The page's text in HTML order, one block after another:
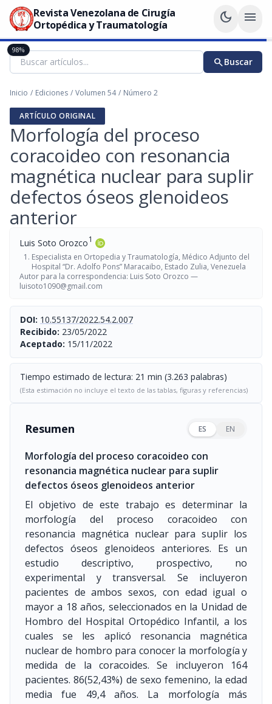
Revista Venezolana de Cirugía
Ortopédica y Traumatología
dark_mode menu
searchBuscar
Inicio / Ediciones / Volumen 54 / Número 2
ARTÍCULO ORIGINAL
Morfología del proceso
coracoideo con resonancia
magnética nuclear para suplir
defectos óseos glenoideos
anterior
Luis Soto Orozco1
Especialista en Ortopedia y Traumatología, Médico Adjunto del
Hospital “Dr. Adolfo Pons” Maracaibo, Estado Zulia, Venezuela
Autor para la correspondencia: Luis Soto Orozco —
luisoto1090@gmail.com
DOI: 10.55137/2022.54.2.007
Recibido: 23/05/2022
Aceptado: 15/11/2022
Tiempo estimado de lectura: 21 min (3.263 palabras)
(Esta estimación no incluye el texto de las tablas, figuras y referencias)
Resumen ES EN
Morfología del proceso coracoideo con
resonancia magnética nuclear para suplir
defectos óseos glenoideos anterior
El objetivo de este trabajo es determinar la
morfología del proceso coracoideo con
resonancia magnética nuclear para suplir los
defectos óseos glenoideos anteriores. Es un
estudio descriptivo, prospectivo, no
experimental y transversal. Se incluyeron
pacientes de ambos sexos, con edad igual o
mayor a 18 años, seleccionados en la Unidad de
Hombro del Hospital Ortopédico Infantil, a los
cuales se les aplicó resonancia magnética
nuclear de hombro para conocer la morfología y
medida de la coracoides. Se incluyeron 164
pacientes. 86(52,43%) de sexo femenino, la edad
media fue 49,4 años. La morfología más
98%